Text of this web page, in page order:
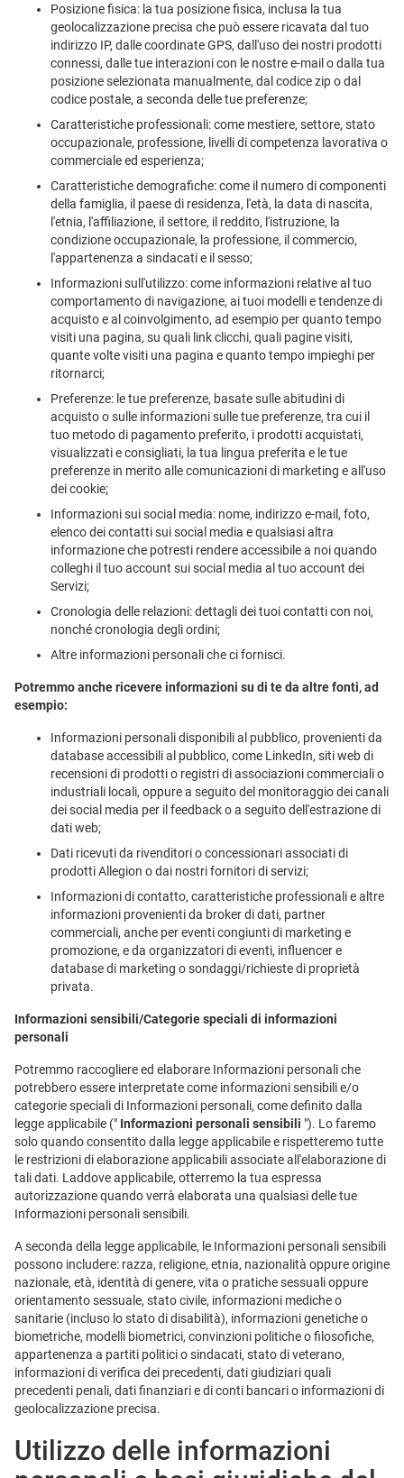
Posizione fisica: la tua posizione fisica, inclusa la tua
geolocalizzazione precisa che può essere ricavata dal tuo
indirizzo IP, dalle coordinate GPS, dall'uso dei nostri prodotti
connessi, dalle tue interazioni con le nostre e-mail o dalla tua
posizione selezionata manualmente, dal codice zip o dal
codice postale, a seconda delle tue preferenze;
Caratteristiche professionali: come mestiere, settore, stato
occupazionale, professione, livelli di competenza lavorativa o
commerciale ed esperienza;
Caratteristiche demografiche: come il numero di componenti
della famiglia, il paese di residenza, l'età, la data di nascita,
l'etnia, l'affiliazione, il settore, il reddito, l'istruzione, la
condizione occupazionale, la professione, il commercio,
l'appartenenza a sindacati e il sesso;
Informazioni sull'utilizzo: come informazioni relative al tuo
comportamento di navigazione, ai tuoi modelli e tendenze di
acquisto e al coinvolgimento, ad esempio per quanto tempo
visiti una pagina, su quali link clicchi, quali pagine visiti,
quante volte visiti una pagina e quanto tempo impieghi per
ritornarci;
Preferenze: le tue preferenze, basate sulle abitudini di
acquisto o sulle informazioni sulle tue preferenze, tra cui il
tuo metodo di pagamento preferito, i prodotti acquistati,
visualizzati e consigliati, la tua lingua preferita e le tue
preferenze in merito alle comunicazioni di marketing e all'uso
dei cookie;
Informazioni sui social media: nome, indirizzo e-mail, foto,
elenco dei contatti sui social media e qualsiasi altra
informazione che potresti rendere accessibile a noi quando
colleghi il tuo account sui social media al tuo account dei
Servizi;
Cronologia delle relazioni: dettagli dei tuoi contatti con noi,
nonché cronologia degli ordini;
Altre informazioni personali che ci fornisci.
Potremmo anche ricevere informazioni su di te da altre fonti, ad
esempio:
Informazioni personali disponibili al pubblico, provenienti da
database accessibili al pubblico, come LinkedIn, siti web di
recensioni di prodotti o registri di associazioni commerciali o
industriali locali, oppure a seguito del monitoraggio dei canali
dei social media per il feedback o a seguito dell'estrazione di
dati web;
Dati ricevuti da rivenditori o concessionari associati di
prodotti Allegion o dai nostri fornitori di servizi;
Informazioni di contatto, caratteristiche professionali e altre
informazioni provenienti da broker di dati, partner
commerciali, anche per eventi congiunti di marketing e
promozione, e da organizzatori di eventi, influencer e
database di marketing o sondaggi/richieste di proprietà
privata.
Informazioni sensibili/Categorie speciali di informazioni
personali
Potremmo raccogliere ed elaborare Informazioni personali che
potrebbero essere interpretate come informazioni sensibili e/o
categorie speciali di Informazioni personali, come definito dalla
legge applicabile (" Informazioni personali sensibili "). Lo faremo
solo quando consentito dalla legge applicabile e rispetteremo tutte
le restrizioni di elaborazione applicabili associate all'elaborazione di
tali dati. Laddove applicabile, otterremo la tua espressa
autorizzazione quando verrà elaborata una qualsiasi delle tue
Informazioni personali sensibili.
A seconda della legge applicabile, le Informazioni personali sensibili
possono includere: razza, religione, etnia, nazionalità oppure origine
nazionale, età, identità di genere, vita o pratiche sessuali oppure
orientamento sessuale, stato civile, informazioni mediche o
sanitarie (incluso lo stato di disabilità), informazioni genetiche o
biometriche, modelli biometrici, convinzioni politiche o filosofiche,
appartenenza a partiti politici o sindacati, stato di veterano,
informazioni di verifica dei precedenti, dati giudiziari quali
precedenti penali, dati finanziari e di conti bancari o informazioni di
geolocalizzazione precisa.
Utilizzo delle informazioni